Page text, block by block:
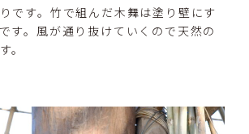
です。竹で組んだ木舞は塗り壁にす
す。風が通り抜けていくので天然の
。